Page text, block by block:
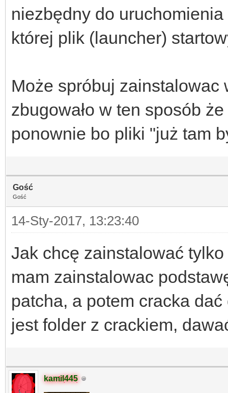
niezbędny do
której plik (launcher)
Może spróbuj
zbugowało w ten sposób
ponownie bo pliki "już tam
Gość
Gość
14-Sty-2017, 13:23:40
Jak chcę zainstalować
mam zainstalowac
patcha, a potem cracka
jest folder z crackiem,
kamil445